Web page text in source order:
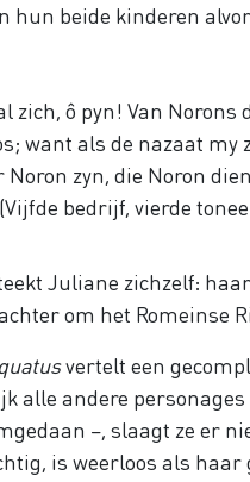
hun beide kinderen
zich, ô pyn! Van Norons
want als de nazaat my
Noron zyn, die Noron
bedrijf, vierde
Juliane zichzelf:
om het Romeinse
vertelt een
alle andere
–, slaagt ze er
is weerloos als